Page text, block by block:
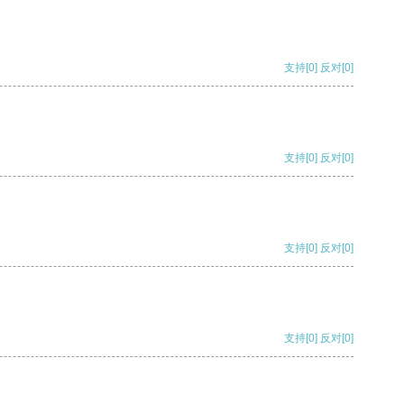
支持[0] 反对[0]
支持[0] 反对[0]
支持[0] 反对[0]
支持[0] 反对[0]